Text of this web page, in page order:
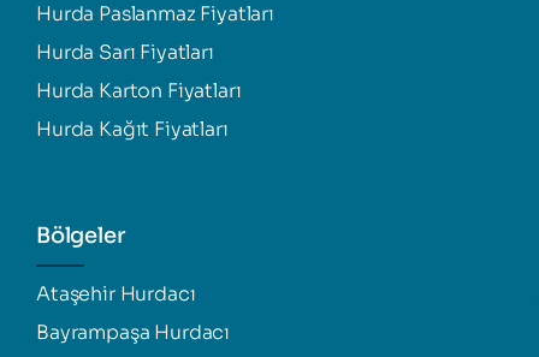
Hurda Paslanmaz Fiyatları
Hurda Sarı Fiyatları
Hurda Karton Fiyatları
Hurda Kağıt Fiyatları
Bölgeler
Ataşehir Hurdacı
Bayrampaşa Hurdacı